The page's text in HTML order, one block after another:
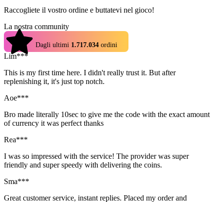
Raccogliete il vostro ordine e buttatevi nel gioco!
La nostra community
Dagli ultimi 1.717.034 ordini
Lim***
This is my first time here. I didn't really trust it. But after
replenishing it, it's just top notch.
Aoe***
Bro made literally 10sec to give me the code with the exact amount
of currency it was perfect thanks
Rea***
I was so impressed with the service! The provider was super
friendly and super speedy with delivering the coins.
Sma***
Great customer service, instant replies. Placed my order and